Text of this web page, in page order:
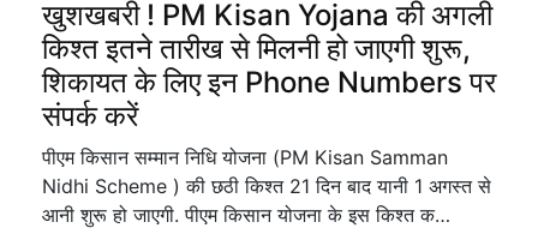
खुशखबरी ! PM Kisan Yojana की अगली
किश्त इतने तारीख से मिलनी हो जाएगी शुरू,
शिकायत के लिए इन Phone Numbers पर
संपर्क करें
पीएम किसान सम्मान निधि योजना (PM Kisan Samman
Nidhi Scheme ) की छठी किश्त 21 दिन बाद यानी 1 अगस्त से
आनी शुरू हो जाएगी. पीएम किसान योजना के इस किश्त क…